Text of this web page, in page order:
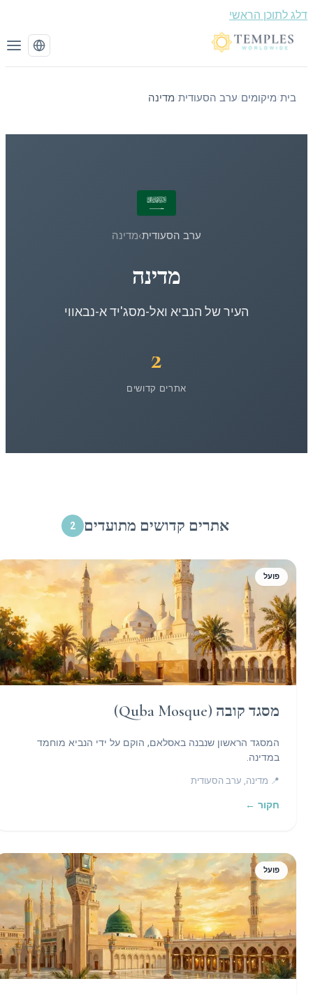
לתוכן הראשי
/מיקומים/ערב הסעודית/מדינה
ערב הסעודית›מדינה
מדינה
העיר של הנביא ואל-מסג'יד א-נבאווי
אתרים קדושים
אתרים קדושים מתועדים 2
פועל
מסגד קובה (Quba Mosque)
המסגד הראשון שנבנה באסלאם, הוקם על ידי הנביא מוחמד
במדינה.
📍 מדינה, ערב הסעודית
חקור ←
פועל